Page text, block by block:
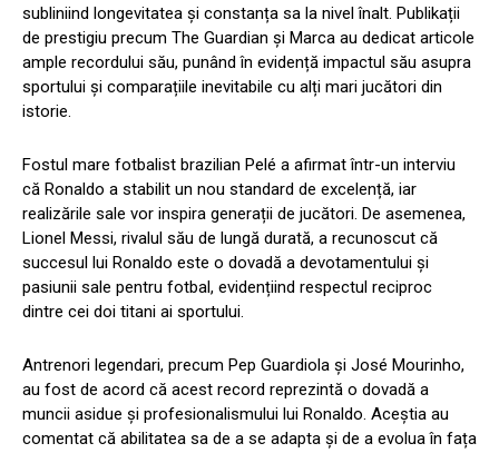
subliniind longevitatea și constanța sa la nivel înalt. Publikații
de prestigiu precum The Guardian și Marca au dedicat articole
ample recordului său, punând în evidență impactul său asupra
sportului și comparațiile inevitabile cu alți mari jucători din
istorie.
Fostul mare fotbalist brazilian Pelé a afirmat într-un interviu
că Ronaldo a stabilit un nou standard de excelență, iar
realizările sale vor inspira generații de jucători. De asemenea,
Lionel Messi, rivalul său de lungă durată, a recunoscut că
succesul lui Ronaldo este o dovadă a devotamentului și
pasiunii sale pentru fotbal, evidențiind respectul reciproc
dintre cei doi titani ai sportului.
Antrenori legendari, precum Pep Guardiola și José Mourinho,
au fost de acord că acest record reprezintă o dovadă a
muncii asidue și profesionalismului lui Ronaldo. Aceștia au
comentat că abilitatea sa de a se adapta și de a evolua în fața